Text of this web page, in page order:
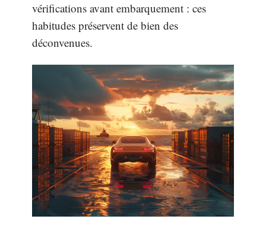
vérifications avant embarquement : ces
habitudes préservent de bien des
déconvenues.